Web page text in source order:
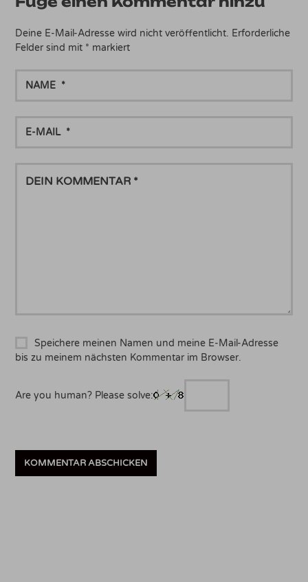
Deine E-Mail-Adresse wird nicht veröffentlicht. Erforderliche
Felder sind mit * markiert
MAIL
KOMMENTAR
Speichere meinen Namen und meine E-Mail-Adresse
bis zu meinem nächsten Kommentar im Browser.
Are you human? Please solve: